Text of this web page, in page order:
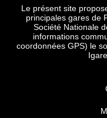
Le présent site
principales gares de
Société Nationale
informations
coordonnées GPS) le